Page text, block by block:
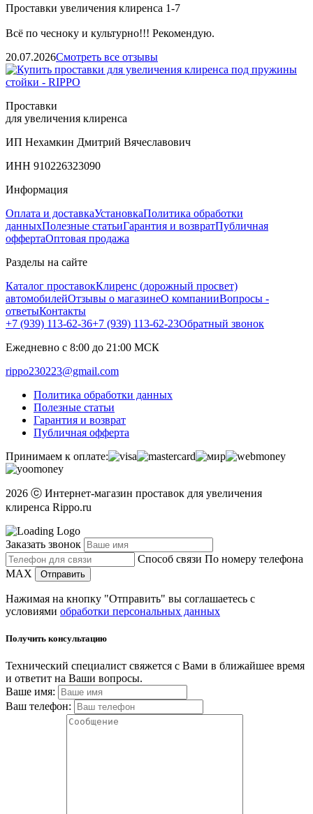
Проставки увеличения клиренса 1-7
Всё по чесноку и культурно!!! Рекомендую.
20.07.2026Смотреть все отзывы
Проставки
для увеличения клиренса
ИП Нехамкин Дмитрий Вячеславович
ИНН 910226323090
Информация
Оплата и доставкаУстановкаПолитика обработки
данныхПолезные статьиГарантия и возвратПубличная
оффертаОптовая продажа
Разделы на сайте
Каталог проставокКлиренс (дорожный просвет)
автомобилейОтзывы о магазинеО компанииВопросы -
ответыКонтакты
+7 (939) 113-62-36+7 (939) 113-62-23Обратный звонок
Ежедневно с 8:00 до 21:00 МСК
rippo230223@gmail.com
Политика обработки данных
Полезные статьи
Гарантия и возврат
Публичная офферта
Принимаем к оплате:
2026 ⓒ Интернет-магазин проставок для увеличения
клиренса Rippo.ru
Заказать звонок
Способ связи По номеру телефона
MAX
Отправить
Нажимая на кнопку "Отправить" вы соглашаетесь с
условиями обработки персональных данных
Получить консультацию
Технический специалист свяжется с Вами в ближайшее время
и ответит на Ваши вопросы.
Ваше имя:
Ваш телефон: